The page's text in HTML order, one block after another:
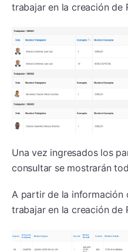
trabajar en la creación de
Una vez ingresados los
consultar se mostrarán
A partir de la información
trabajar en la creación de